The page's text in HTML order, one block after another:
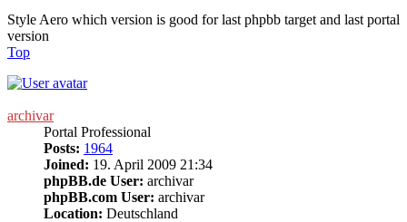
Style Aero which version is good for last phpbb target and last portal
version
Top
archivar
Portal Professional
Posts: 1964
Joined: 19. April 2009 21:34
phpBB.de User: archivar
phpBB.com User: archivar
Location: Deutschland